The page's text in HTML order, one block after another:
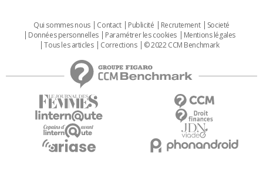
Qui sommes nous Contact Publicité Recrutement
Societé
Données personnelles
Paramétrer les cookies
Mentions légales
Tous les articles
Corrections © 2022 CCM Benchmark